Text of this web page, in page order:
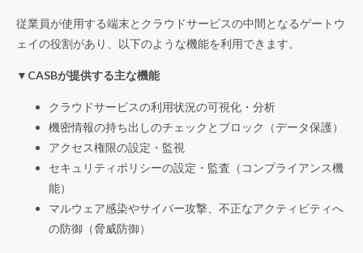
従業員が使用する端末とクラウドサービスの中間となるゲートウ
ェイの役割があり、以下のような機能を利用できます。
▼CASBが提供する主な機能
クラウドサービスの利用状況の可視化・分析
機密情報の持ち出しのチェックとブロック（データ保護）
アクセス権限の設定・監視
セキュリティポリシーの設定・監査（コンプライアンス機
能）
マルウェア感染やサイバー攻撃、不正なアクティビティへ
の防御（脅威防御）